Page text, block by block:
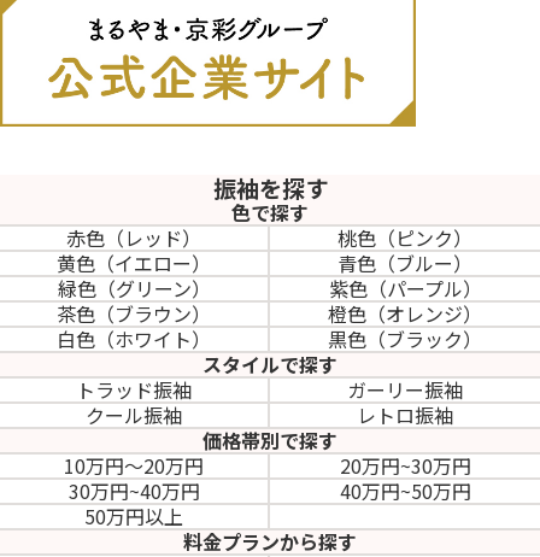
振袖を探す
色で探す
赤色（レッド）
桃色（ピンク）
黄色（イエロー）
青色（ブルー）
緑色（グリーン）
紫色（パープル）
茶色（ブラウン）
橙色（オレンジ）
白色（ホワイト）
黒色（ブラック）
スタイルで探す
トラッド振袖
ガーリー振袖
クール振袖
レトロ振袖
価格帯別で探す
10万円～20万円
20万円~30万円
30万円~40万円
40万円~50万円
50万円以上
料金プランから探す